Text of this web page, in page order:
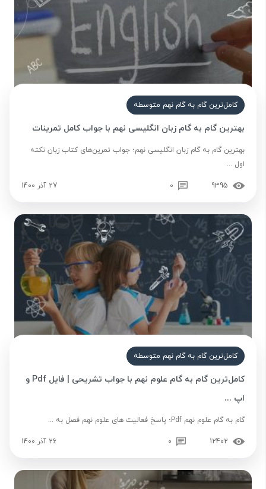
کامل‌ترین گام به گام نهم متوسطه
بهترین گام به گام زبان انگلیسی نهم با جواب کامل تمرینات
بهترین گام به گام زبان انگلیسی نهم؛ جواب تمرین‌های کتاب زبان نکته
اول ...
9395
0 27 آذر 1400
کامل‌ترین گام به گام نهم متوسطه
کامل‌ترین گام به گام علوم نهم با جواب تشریحی | فایل Pdf و
اپ ...
گام به گام علوم نهم Pdf؛ پاسخ فعالیت های علوم نهم فصل به ...
12402
0 26 آذر 1400